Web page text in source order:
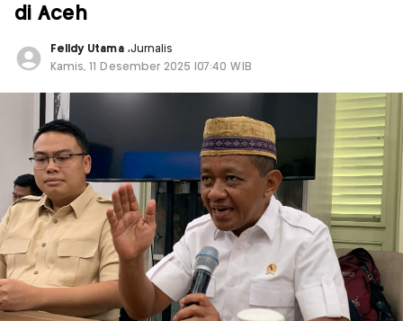
di Aceh
Felldy Utama ,Jurnalis
Kamis, 11 Desember 2025 |07:40 WIB